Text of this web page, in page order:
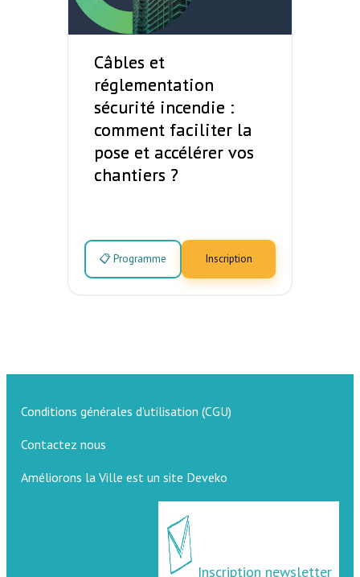
Câbles et
réglementation
sécurité incendie :
comment faciliter la
pose et accélérer vos
chantiers ?
📋 Programme Inscription
Conditions générales d’utilisation (CGU)
Contactez nous
Améliorons la Ville est un site Deveko
Inscription newsletter